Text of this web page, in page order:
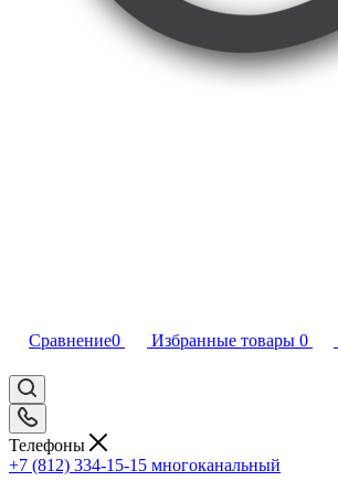
Сравнение0 Избранные товары 0
Телефоны
+7 (812) 334-15-15 многоканальный